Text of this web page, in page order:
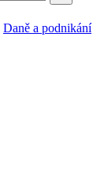
Daně a podnikání